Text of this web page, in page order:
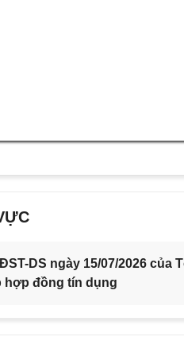
DS ngày 15/07/2026
hợp đồng tín dụng